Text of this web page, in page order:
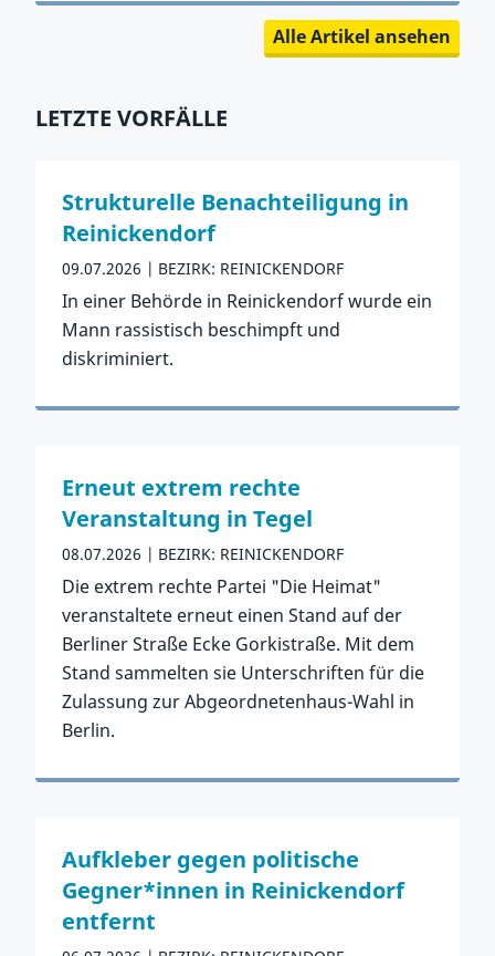
Zurück zu Neuste Artikel springenAlle Artikel ansehen
LETZTE VORFÄLLE
Strukturelle Benachteiligung in
Reinickendorf
09.07.2026 BEZIRK: REINICKENDORF
In einer Behörde in Reinickendorf wurde ein
Mann rassistisch beschimpft und
diskriminiert.
Zum Vorfall
Erneut extrem rechte
Veranstaltung in Tegel
08.07.2026 BEZIRK: REINICKENDORF
Die extrem rechte Partei "Die Heimat"
veranstaltete erneut einen Stand auf der
Berliner Straße Ecke Gorkistraße. Mit dem
Stand sammelten sie Unterschriften für die
Zulassung zur Abgeordnetenhaus-Wahl in
Berlin.
Zum Vorfall
Aufkleber gegen politische
Gegner*innen in Reinickendorf
entfernt